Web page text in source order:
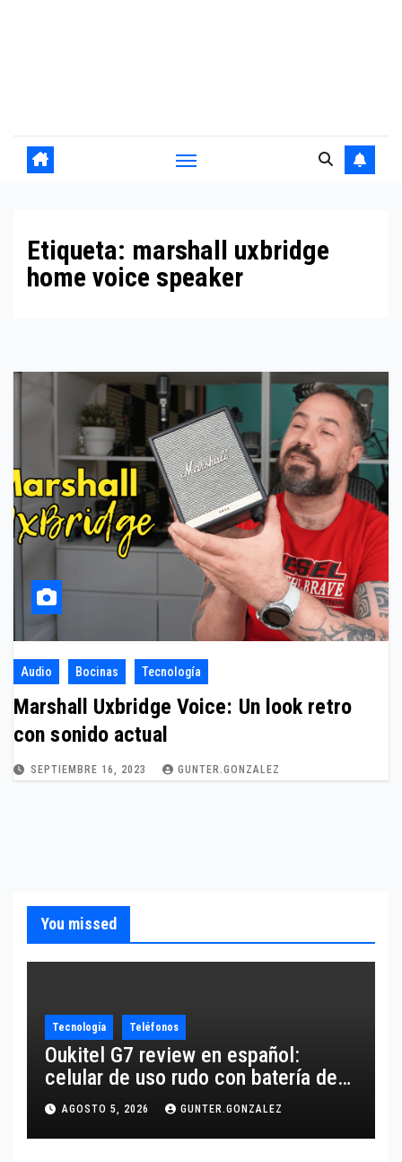
Etiqueta: marshall uxbridge
home voice speaker
Audio Bocinas Tecnología
Marshall Uxbridge Voice: Un look retro
con sonido actual
SEPTIEMBRE 16, 2023 GUNTER.GONZALEZ
You missed
Tecnología Teléfonos
Oukitel G7 review en español:
celular de uso rudo con batería de
10,600 mAh
AGOSTO 5, 2026 GUNTER.GONZALEZ